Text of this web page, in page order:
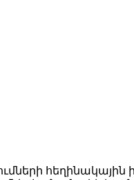
հեղինակային